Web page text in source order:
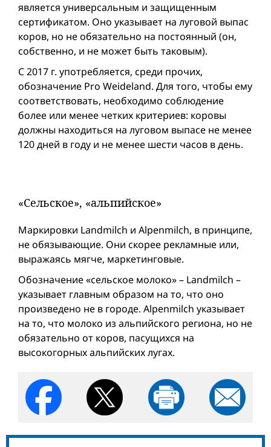
является универсальным и защищенным
сертификатом. Оно указывает на луговой выпас
коров, но не обязательно на постоянный (он,
собственно, и не может быть таковым).
С 2017 г. употребляется, среди прочих,
обозначение Pro Weideland. Для того, чтобы ему
соответствовать, необходимо соблюдение
более или менее четких критериев: коровы
должны находиться на луговом выпасе не менее
120 дней в году и не менее шести часов в день.
«Сельское», «альпийское»
Маркировки Landmilch и Alpenmilch, в принципе,
не обязывающие. Они скорее рекламные или,
выражаясь мягче, маркетинговые.
Обозначение «сельское молоко» – Landmilch –
указывает главным образом на то, что оно
произведено не в городе. Alpenmilch указывает
на то, что молоко из альпийского региона, но не
обязательно от коров, пасущихся на
высокогорных альпийских лугах.